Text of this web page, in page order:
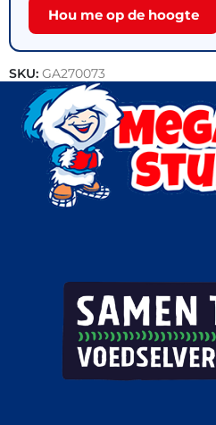
Hou me op de hoogte
SKU: GA270073
Categorieën:Horeca groothandel